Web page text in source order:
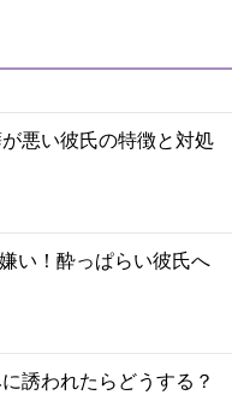
悪い彼氏の特徴と対処
い！酔っぱらい彼氏へ
誘われたらどうする？